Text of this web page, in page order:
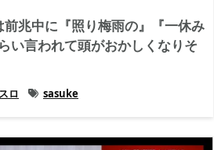
兆中に『照り梅雨の』『一休み
い言われて頭がおかしくなりそ
ロ sasuke